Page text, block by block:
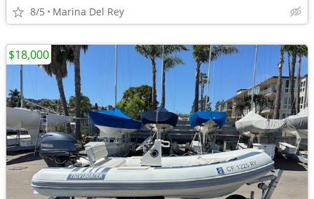
8/5 Marina Del Rey
$18,000